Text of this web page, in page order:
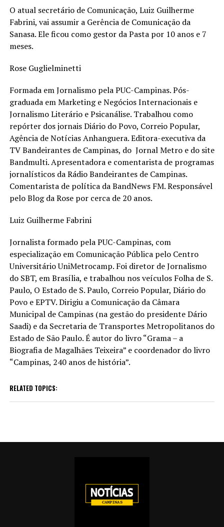
O atual secretário de Comunicação, Luiz Guilherme
Fabrini, vai assumir a Gerência de Comunicação da
Sanasa. Ele ficou como gestor da Pasta por 10 anos e 7
meses.
Rose Guglielminetti
Formada em Jornalismo pela PUC-Campinas. Pós-
graduada em Marketing e Negócios Internacionais e
Jornalismo Literário e Psicanálise. Trabalhou como
repórter dos jornais Diário do Povo, Correio Popular,
Agência de Notícias Anhanguera. Editora-executiva da
TV Bandeirantes de Campinas, do Jornal Metro e do site
Bandmulti. Apresentadora e comentarista de programas
jornalísticos da Rádio Bandeirantes de Campinas.
Comentarista de política da BandNews FM. Responsável
pelo Blog da Rose por cerca de 20 anos.
Luiz Guilherme Fabrini
Jornalista formado pela PUC-Campinas, com
especialização em Comunicação Pública pelo Centro
Universitário UniMetrocamp. Foi diretor de Jornalismo
do SBT, em Brasília, e trabalhou nos veículos Folha de S.
Paulo, O Estado de S. Paulo, Correio Popular, Diário do
Povo e EPTV. Dirigiu a Comunicação da Câmara
Municipal de Campinas (na gestão do presidente Dário
Saadi) e da Secretaria de Transportes Metropolitanos do
Estado de São Paulo. É autor do livro “Grama – a
Biografia de Magalhães Teixeira” e coordenador do livro
“Campinas, 240 anos de história”.
RELATED TOPICS: